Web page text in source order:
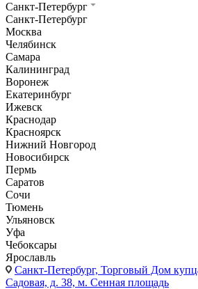
Санкт-Петербург
Санкт-Петербург
Москва
Челябинск
Самара
Калининград
Воронеж
Екатеринбург
Ижевск
Краснодар
Красноярск
Нижний Новгород
Новосибирск
Пермь
Саратов
Сочи
Тюмень
Ульяновск
Уфа
Чебоксары
Ярославль
Санкт-Петербург, Торговый Дом
Садовая, д. 38, м. Сенная площадь